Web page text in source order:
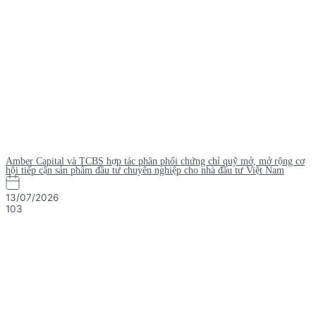
Amber Capital và TCBS hợp tác phân phối chứng chỉ quỹ mở, mở rộng cơ
hội tiếp cận sản phẩm đầu tư chuyên nghiệp cho nhà đầu tư Việt Nam
13/07/2026
103